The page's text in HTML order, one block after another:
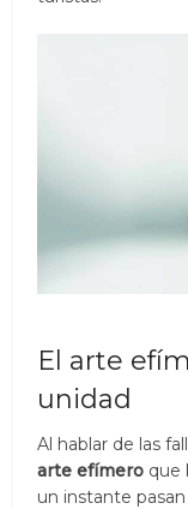
El arte
unidad
Al hablar de las
arte efímero que
un instante